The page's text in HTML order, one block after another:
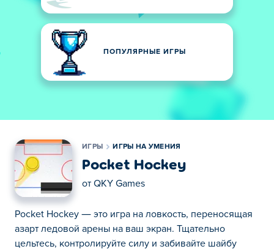
ПОПУЛЯРНЫЕ ИГРЫ
ИГРЫ ИГРЫ НА УМЕНИЯ
Pocket Hockey
от QKY Games
Pocket Hockey — это игра на ловкость, переносящая
азарт ледовой арены на ваш экран. Тщательно
цельтесь, контролируйте силу и забивайте шайбу